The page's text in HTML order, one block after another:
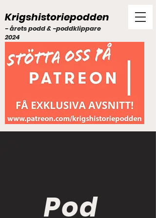
Krigshistoriepodden
- årets podd & -poddklippare
2024
Pod